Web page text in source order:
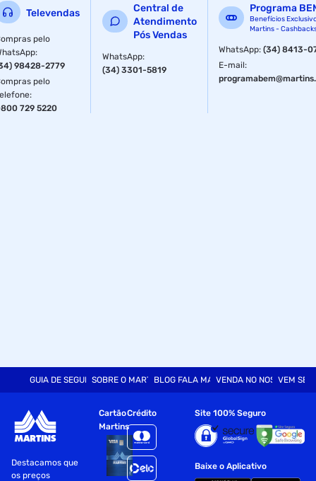
Televendas
pelo
:
98428-2779
pelo
:
729 5220
Central de
Atendimento
Pós Vendas
WhatsApp:
(34) 3301-5819
Programa
Benefícios
Martins -
WhatsApp:(34) 8413-
E-mail:
GUIA DE SEGURANÇASOBRE O MARTINSBLOG FALA MARTVENDA NO NOSSO SITE
VEM SER
Destacamos que
os preços
Cartão
Martins
Crédito Site 100% Seguro
Baixe o Aplicativo